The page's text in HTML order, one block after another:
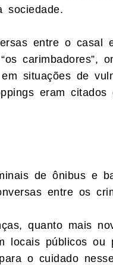
sociedade.
entre o casal
carimbadores”,
situações de
eram citados
de ônibus e
entre os
quanto mais
locais públicos ou
o cuidado